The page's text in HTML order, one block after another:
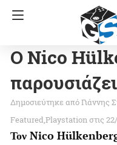
Ο Nico
Γιάννης
FeaturedPlaystationστις
Τον Nico